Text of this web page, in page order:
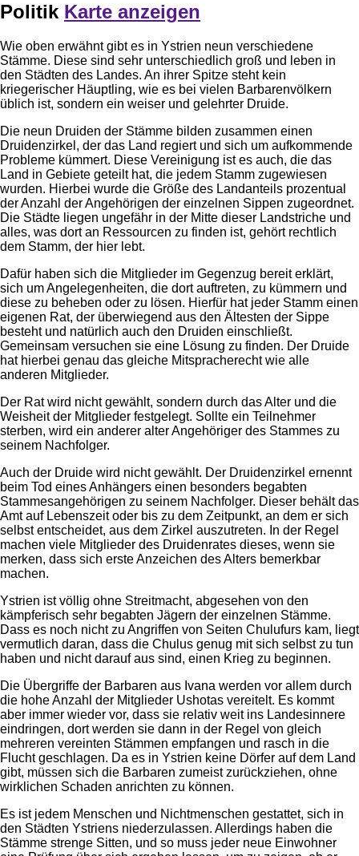
Politik Karte anzeigen
Wie oben erwähnt gibt es in Ystrien neun verschiedene
Stämme. Diese sind sehr unterschiedlich groß und leben in
den Städten des Landes. An ihrer Spitze steht kein
kriegerischer Häuptling, wie es bei vielen Barbarenvölkern
üblich ist, sondern ein weiser und gelehrter Druide.
Die neun Druiden der Stämme bilden zusammen einen
Druidenzirkel, der das Land regiert und sich um aufkommende
Probleme kümmert. Diese Vereinigung ist es auch, die das
Land in Gebiete geteilt hat, die jedem Stamm zugewiesen
wurden. Hierbei wurde die Größe des Landanteils prozentual
der Anzahl der Angehörigen der einzelnen Sippen zugeordnet.
Die Städte liegen ungefähr in der Mitte dieser Landstriche und
alles, was dort an Ressourcen zu finden ist, gehört rechtlich
dem Stamm, der hier lebt.
Dafür haben sich die Mitglieder im Gegenzug bereit erklärt,
sich um Angelegenheiten, die dort auftreten, zu kümmern und
diese zu beheben oder zu lösen. Hierfür hat jeder Stamm einen
eigenen Rat, der überwiegend aus den Ältesten der Sippe
besteht und natürlich auch den Druiden einschließt.
Gemeinsam versuchen sie eine Lösung zu finden. Der Druide
hat hierbei genau das gleiche Mitspracherecht wie alle
anderen Mitglieder.
Der Rat wird nicht gewählt, sondern durch das Alter und die
Weisheit der Mitglieder festgelegt. Sollte ein Teilnehmer
sterben, wird ein anderer alter Angehöriger des Stammes zu
seinem Nachfolger.
Auch der Druide wird nicht gewählt. Der Druidenzirkel ernennt
beim Tod eines Anhängers einen besonders begabten
Stammesangehörigen zu seinem Nachfolger. Dieser behält das
Amt auf Lebenszeit oder bis zu dem Zeitpunkt, an dem er sich
selbst entscheidet, aus dem Zirkel auszutreten. In der Regel
machen viele Mitglieder des Druidenrates dieses, wenn sie
merken, dass sich erste Anzeichen des Alters bemerkbar
machen.
Ystrien ist völlig ohne Streitmacht, abgesehen von den
kämpferisch sehr begabten Jägern der einzelnen Stämme.
Dass es noch nicht zu Angriffen von Seiten Chulufurs kam, liegt
vermutlich daran, dass die Chulus genug mit sich selbst zu tun
haben und nicht darauf aus sind, einen Krieg zu beginnen.
Die Übergriffe der Barbaren aus Ivana werden vor allem durch
die hohe Anzahl der Mitglieder Ushotas vereitelt. Es kommt
aber immer wieder vor, dass sie relativ weit ins Landesinnere
eindringen, dort werden sie dann in der Regel von gleich
mehreren vereinten Stämmen empfangen und rasch in die
Flucht geschlagen. Da es in Ystrien keine Dörfer auf dem Land
gibt, müssen sich die Barbaren zumeist zurückziehen, ohne
wirklichen Schaden anrichten zu können.
Es ist jedem Menschen und Nichtmenschen gestattet, sich in
den Städten Ystriens niederzulassen. Allerdings haben die
Stämme strenge Sitten, und so muss jeder neue Einwohner